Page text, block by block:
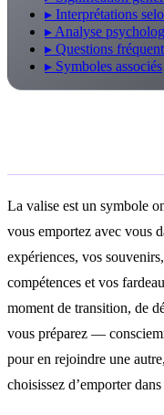
▸ Interprétations
▸ Analyse
▸ Questions
▸ Symboles associés
La valise est un symbole
vous emportez avec vous
expériences, vos
compétences et vos
moment de transition, de
vous préparez —
pour en rejoindre une
choisissez d’emporter